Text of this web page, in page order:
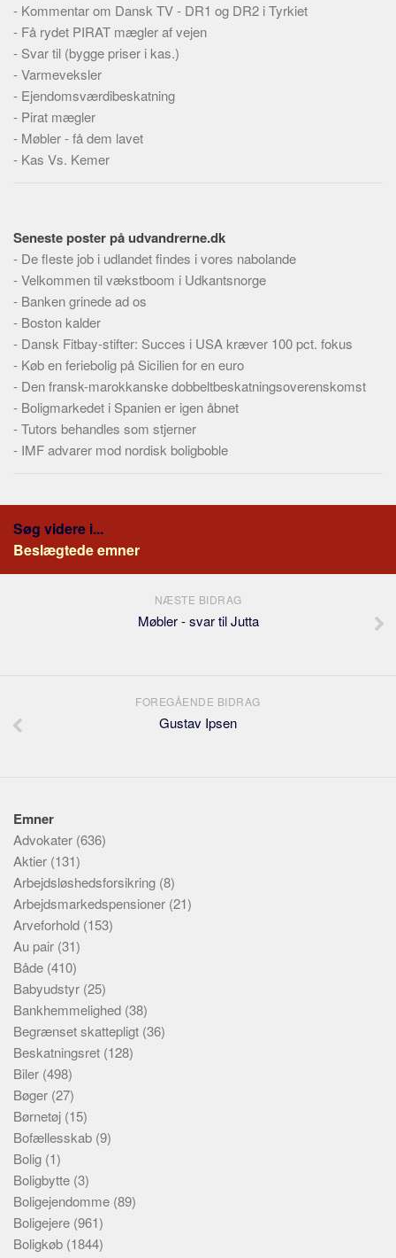
Dokumenttyper
Emner
Skribenter
Personer
Steder
Kilder
Forhistorien
Redigering
Tekstannoncer
Bannere
Hjælp
- Kommentar om Dansk TV - DR1 og DR2 i Tyrkiet
- Få rydet PIRAT mægler af vejen
- Svar til (bygge priser i kas.)
-Varmeveksler
- Ejendomsværdibeskatning
- Pirat mægler
- Møbler - få dem lavet
- Kas Vs. Kemer
Seneste poster på udvandrerne.dk
- De fleste job i udlandet findes i vores nabolande
-Velkommen til vækstboom i Udkantsnorge
- Banken grinede ad os
- Boston kalder
- Dansk Fitbay-stifter: Succes i USA kræver 100 pct. fokus
- Køb en feriebolig på Sicilien for en euro
- Den fransk-marokkanske dobbeltbeskatningsoverenskomst
- Boligmarkedet i Spanien er igen åbnet
-Tutors behandles som stjerner
- IMF advarer mod nordisk boligboble
Søg videre i...
Beslægtede emner
NÆSTE BIDRAG
Møbler - svar til Jutta
FOREGÅENDE BIDRAG
Gustav Ipsen
Emner
Advokater (636)
Aktier (131)
Arbejdsløshedsforsikring (8)
Arbejdsmarkedspensioner (21)
Arveforhold (153)
Au pair (31)
Både (410)
Babyudstyr (25)
Bankhemmelighed (38)
Begrænset skattepligt (36)
Beskatningsret (128)
Biler (498)
Bøger (27)
Børnetøj (15)
Bofællesskab (9)
Bolig (1)
Boligbytte (3)
Boligejendomme (89)
Boligejere (961)
Boligkøb (1844)